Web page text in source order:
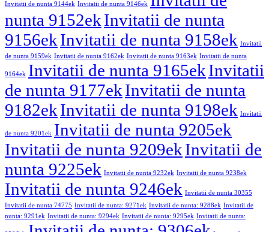
Invitatii de nunta 9144ek Invitatii de nunta 9146ek
nunta 9152ekInvitatii de nunta
9156ekInvitatii de nunta 9158ek Invitatii
de nunta 9159ek Invitatii de nunta 9162ek Invitatii de nunta 9163ek Invitatii de nunta
9164ek Invitatii de nunta 9165ekInvitatii
de nunta 9177ekInvitatii de nunta
9182ekInvitatii de nunta 9198ek Invitatii
de nunta 9201ek Invitatii de nunta 9205ek
Invitatii de nunta 9209ekInvitatii de
nunta 9225ek Invitatii de nunta 9232ek Invitatii de nunta 9238ek
Invitatii de nunta 9246ek Invitatii de nunta 30355
Invitatii de nunta 74775 Invitatii de nunta: 9271ek Invitatii de nunta: 9288ek Invitatii de
nunta: 9291ek Invitatii de nunta: 9294ek Invitatii de nunta: 9295ek Invitatii de nunta: